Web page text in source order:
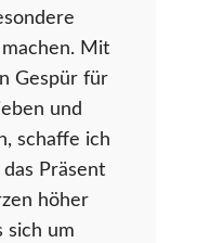
Mit
Gespür für
und
schaffe ich
Präsent
höher
sich um